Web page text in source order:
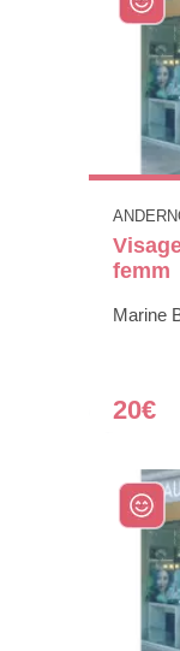
femm
Marine
20€